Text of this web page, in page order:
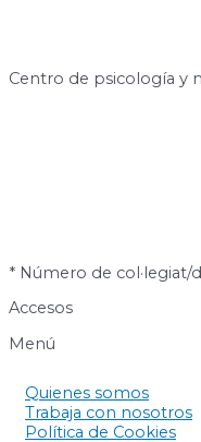
Centro de psicología y
* Número de col·legiat/
Accesos
Menú
Quienes somos
Trabaja con nosotros
Política de Cookies